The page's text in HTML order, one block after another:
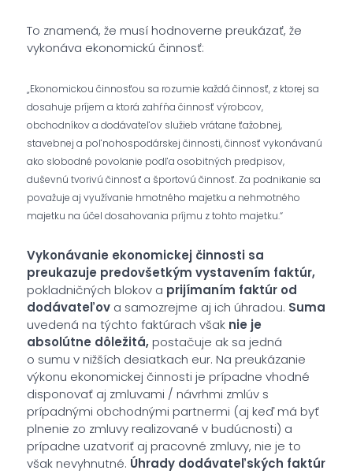
To znamená, že musí hodnoverne preukázať, že
vykonáva ekonomickú činnosť:
„Ekonomickou činnosťou sa rozumie každá činnosť, z ktorej sa
dosahuje príjem a ktorá zahŕňa činnosť výrobcov,
obchodníkov a dodávateľov služieb vrátane ťažobnej,
stavebnej a poľnohospodárskej činnosti, činnosť vykonávanú
ako slobodné povolanie podľa osobitných predpisov,
duševnú tvorivú činnosť a športovú činnosť. Za podnikanie sa
považuje aj využívanie hmotného majetku a nehmotného
majetku na účel dosahovania príjmu z tohto majetku.“
Vykonávanie ekonomickej činnosti sa
preukazuje predovšetkým vystavením faktúr,
pokladničných blokov a prijímaním faktúr od
dodávateľova samozrejme aj ich úhradou. Suma
uvedená na týchto faktúrach však nie je
absolútne dôležitá,postačuje ak sa jedná
o sumu v nižších desiatkach eur. Na preukázanie
výkonu ekonomickej činnosti je prípadne vhodné
disponovať aj zmluvami / návrhmi zmlúv s
prípadnými obchodnými partnermi (aj keď má byť
plnenie zo zmluvy realizované v budúcnosti) a
prípadne uzatvoriť aj pracovné zmluvy, nie je to
však nevyhnutné. Úhrady dodávateľských faktúr